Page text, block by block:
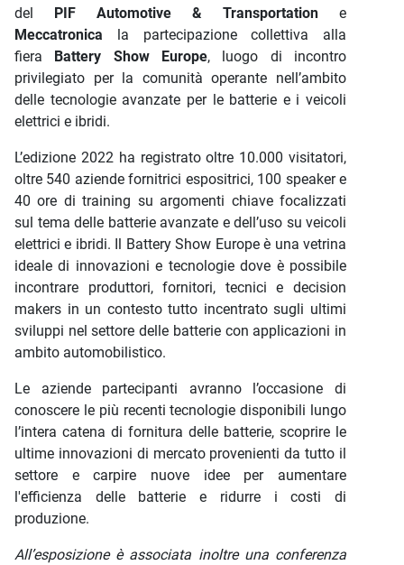
del
PIF Automotive & Transportation e
Meccatronica la partecipazione collettiva alla
fiera
Battery Show Europe, luogo di incontro
privilegiato per la comunità operante nell’ambito
delle tecnologie avanzate per le batterie e i veicoli
elettrici e ibridi.
L’edizione 2022 ha registrato oltre 10.000 visitatori,
oltre 540 aziende fornitrici espositrici, 100 speaker e
40 ore di training su argomenti chiave focalizzati
sul tema delle batterie avanzate e dell’uso su veicoli
elettrici e ibridi. Il Battery Show Europe è una vetrina
ideale di innovazioni e tecnologie dove è possibile
incontrare produttori, fornitori, tecnici e decision
makers in un contesto tutto incentrato sugli ultimi
sviluppi nel settore delle batterie con applicazioni in
ambito automobilistico.
Le aziende partecipanti avranno l’occasione di
conoscere le più recenti tecnologie disponibili lungo
l’intera catena di fornitura delle batterie, scoprire le
ultime innovazioni di mercato provenienti da tutto il
settore e carpire nuove idee per aumentare
l'efficienza delle batterie e ridurre i costi di
produzione.
All’esposizione è associata inoltre una conferenza